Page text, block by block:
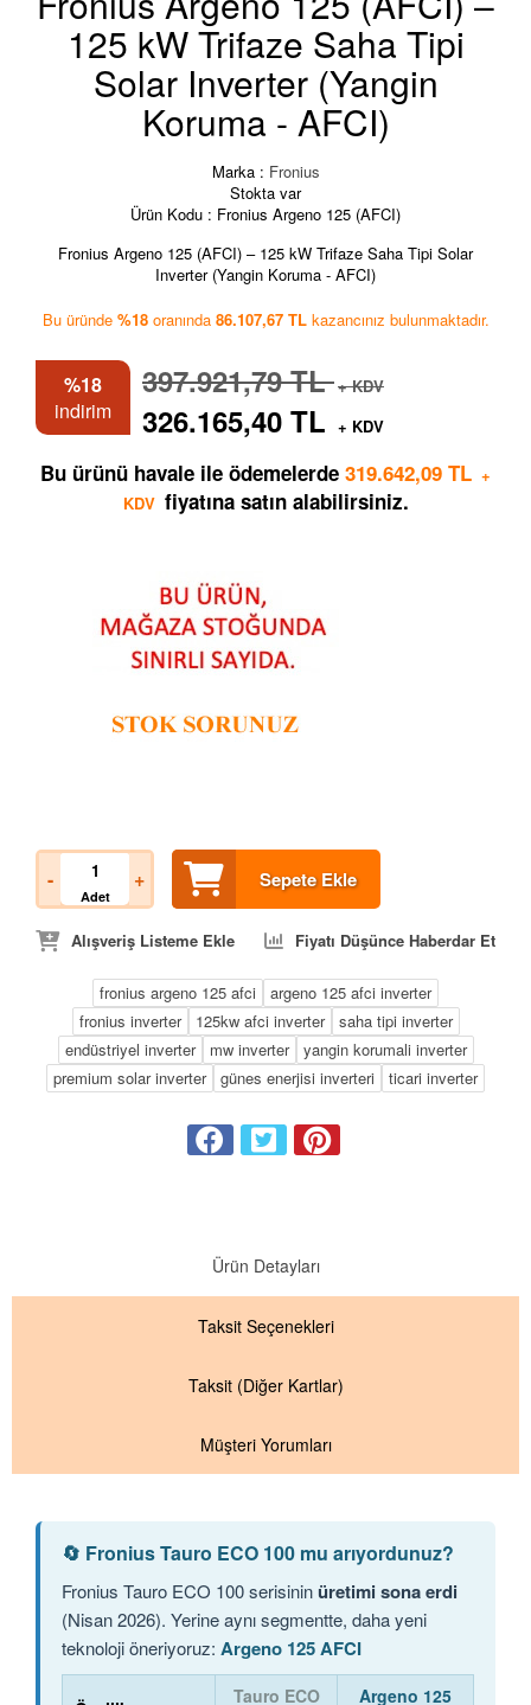
125 kW Trifaze Saha Tipi
Solar Inverter (Yangin
Koruma - AFCI)
Marka : Fronius
Stokta var
Ürün Kodu : Fronius Argeno 125 (AFCI)
%18
indirim
397.921,79 TL+ KDV
326.165,40 TL + KDV
Bu üründe %18oranında 86.107,67 TL kazancınız bulunmaktadır.
Bu ürünü havale ile ödemelerde 319.642,09 TL +
KDV fiyatına satın alabilirsiniz.
-
Adet
+ Sepete Ekle
Alışveriş Listeme Ekle Fiyatı Düşünce Haberdar Et
Fronius Argeno 125 (AFCI) – 125 kW Trifaze Saha Tipi Solar
Inverter (Yangin Koruma - AFCI)
fronius argeno 125 afci
argeno 125 afci inverter
fronius inverter
125kw afci inverter
saha tipi inverter
endüstriyel inverter
mw inverter
yangin korumali inverter
premium solar inverter
günes enerjisi inverteri ticari inverter
Ürün Detayları
Taksit Seçenekleri
Taksit (Diğer Kartlar)
Müşteri Yorumları
🔄 Fronius Tauro ECO 100 mu arıyordunuz?
Fronius Tauro ECO 100 serisininüretimi sona erdi
(Nisan 2026). Yerine aynı segmentte, daha yeni
teknoloji öneriyoruz: Argeno 125 AFCI
Tauro ECO Argeno 125